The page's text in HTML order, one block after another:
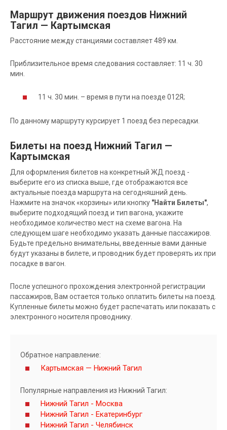
Маршрут движения поездов Нижний
Тагил — Картымская
Расстояние между станциями составляет 489 км.
Приблизительное время следования составляет: 11 ч. 30
мин.
11 ч. 30 мин. – время в пути на поезде 012Я;
По данному маршруту курсирует 1 поезд без пересадки.
Билеты на поезд Нижний Тагил —
Картымская
Для оформления билетов на конкретный ЖД поезд -
выберите его из списка выше, где отображаются все
актуальные поезда маршрута на сегодняшний день.
Нажмите на значок «корзины» или кнопку "Найти Билеты",
выберите подходящий поезд и тип вагона, укажите
необходимое количество мест на схеме вагона. На
следующем шаге необходимо указать данные пассажиров.
Будьте предельно внимательны, введенные вами данные
будут указаны в билете, и проводник будет проверять их при
посадке в вагон.
После успешного прохождения электронной регистрации
пассажиров, Вам остается только оплатить билеты на поезд.
Купленные билеты можно будет распечатать или показать с
электронного носителя проводнику.
Обратное направление:
Картымская — Нижний Тагил
Популярные направления из Нижний Тагил:
Нижний Тагил - Москва
Нижний Тагил - Екатеринбург
Нижний Тагил - Челябинск